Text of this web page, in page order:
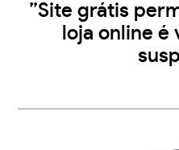
”Site grátis
loja online é